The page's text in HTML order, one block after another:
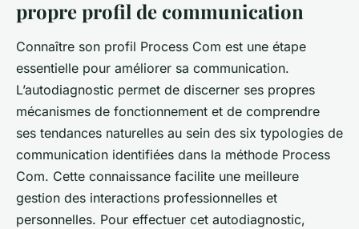
propre profil de communication
Connaître son profil Process Com est une étape
essentielle pour améliorer sa communication.
L’autodiagnostic permet de discerner ses propres
mécanismes de fonctionnement et de comprendre
ses tendances naturelles au sein des six typologies de
communication identifiées dans la méthode Process
Com. Cette connaissance facilite une meilleure
gestion des interactions professionnelles et
personnelles. Pour effectuer cet autodiagnostic,